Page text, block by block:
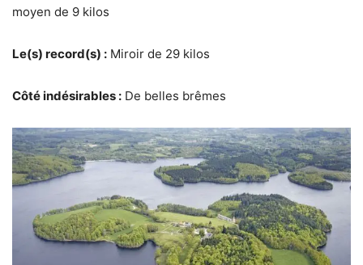
moyen de 9 kilos
Le(s) record(s) : Miroir de 29 kilos
Côté indésirables : De belles brêmes